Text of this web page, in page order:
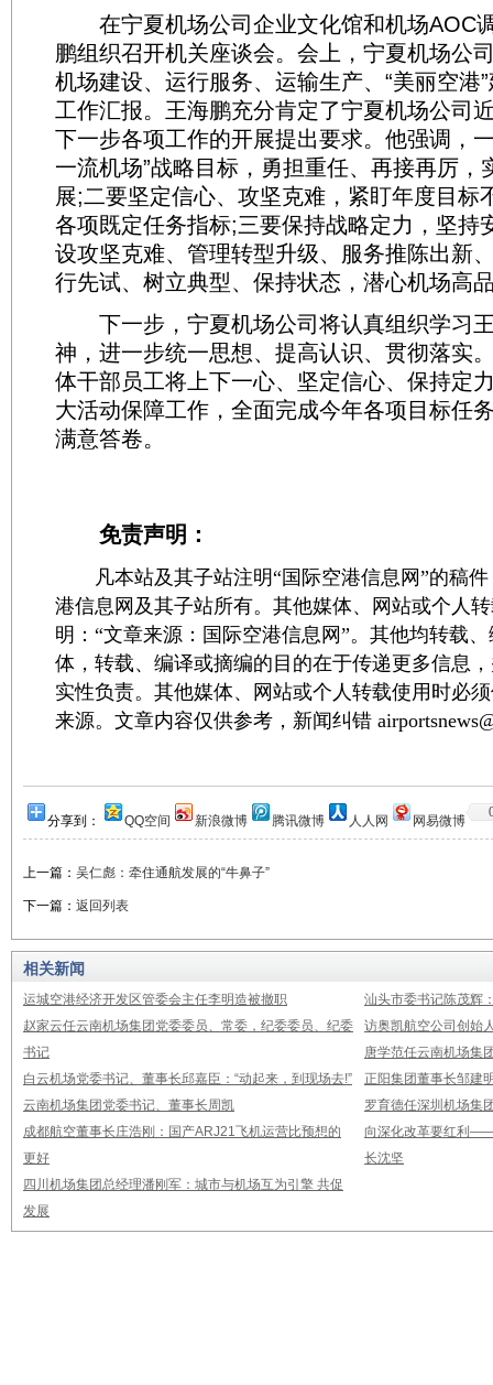
在宁夏机场公司企业文化馆和机场AOC
鹏组织召开机关座谈会。会上，宁夏机场公
机场建设、运行服务、运输生产、“美丽空港
工作汇报。王海鹏充分肯定了宁夏机场公司
下一步各项工作的开展提出要求。他强调，
一流机场”战略目标，勇担重任、再接再厉，
展;二要坚定信心、攻坚克难，紧盯年度目标
各项既定任务指标;三要保持战略定力，坚持
设攻坚克难、管理转型升级、服务推陈出新
行先试、树立典型、保持状态，潜心机场高
下一步，宁夏机场公司将认真组织学习
神，进一步统一思想、提高认识、贯彻落实
体干部员工将上下一心、坚定信心、保持定
大活动保障工作，全面完成今年各项目标任
满意答卷。
免责声明：
凡本站及其子站注明“国际空港信息网”的稿件
港信息网及其子站所有。其他媒体、网站或个人
明：“文章来源：国际空港信息网”。其他均转载
体，转载、编译或摘编的目的在于传递更多信息
实性负责。其他媒体、网站或个人转载使用时必
来源。文章内容仅供参考，新闻纠错
分享到： QQ空间 新浪微博 腾讯微博 人人网 网易微博
上一篇： 吴仁彪：牵住通航发展的“牛鼻子”
下一篇： 返回列表
相关新闻
运城空港经济开发区管委会主任李明造被撤职
汕头市委书记陈茂辉
赵家云任云南机场集团党委委员、常委，纪委委员、纪委
书记
访奥凯航空公司创始
唐学范任云南机场集
白云机场党委书记、董事长邱嘉臣：“动起来，到现场去!”
正阳集团董事长邹建
云南机场集团党委书记、董事长周凯
罗育德任深圳机场集
成都航空董事长庄浩刚：国产ARJ21飞机运营比预想的
更好
向深化改革要红利
长沈坚
四川机场集团总经理潘刚军：城市与机场互为引擎 共促
发展